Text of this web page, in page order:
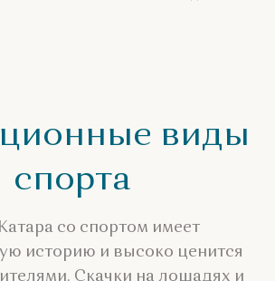
виды
спорта
со спортом имеет
историю и высоко ценится
Скачки на лошадях и